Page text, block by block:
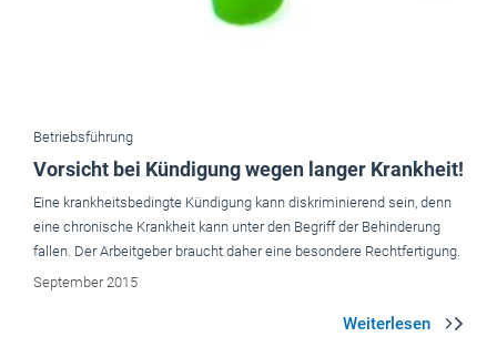
Betriebsführung
Vorsicht bei Kündigung wegen langer Krankheit!
Eine krankheitsbedingte Kündigung kann diskriminierend sein, denn
eine chronische Krankheit kann unter den Begriff der Behinderung
fallen. Der Arbeitgeber braucht daher eine besondere Rechtfertigung.
September 2015